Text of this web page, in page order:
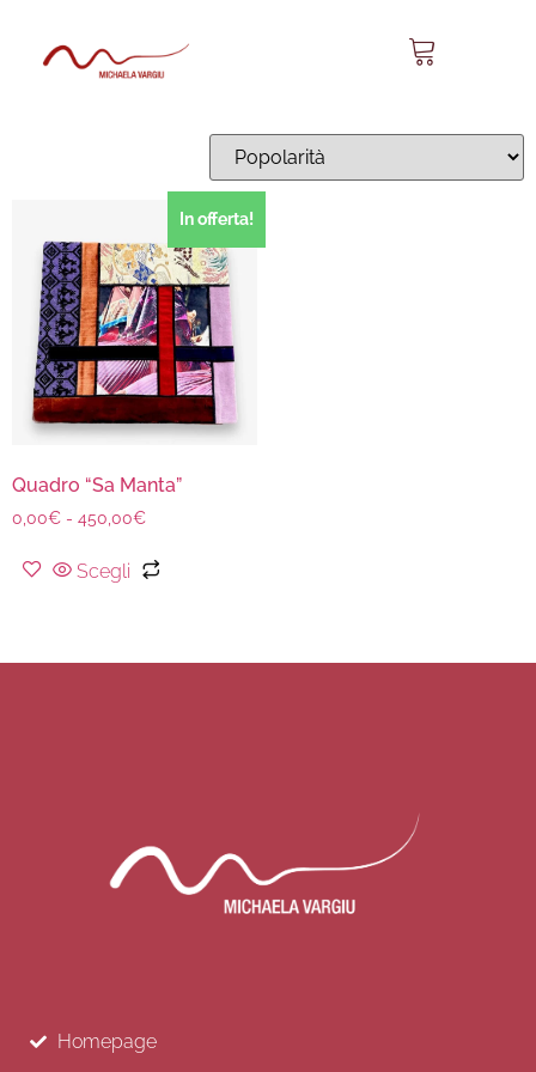
quadri sardi
In offerta!
Quadro “Sa Manta”
0,00€ - 450,00€
Scegli
Homepage